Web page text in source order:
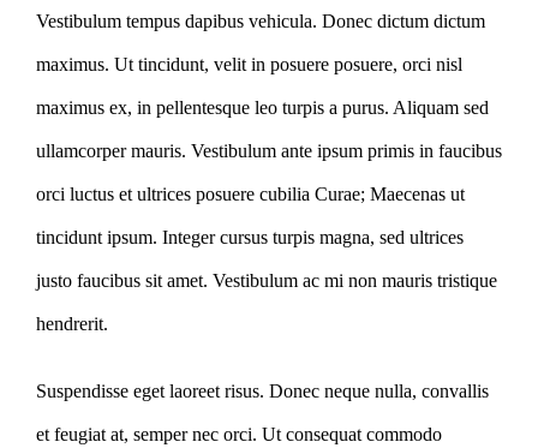
Vestibulum tempus dapibus vehicula. Donec dictum dictum
maximus. Ut tincidunt, velit in posuere posuere, orci nisl
maximus ex, in pellentesque leo turpis a purus. Aliquam sed
ullamcorper mauris. Vestibulum ante ipsum primis in faucibus
orci luctus et ultrices posuere cubilia Curae; Maecenas ut
tincidunt ipsum. Integer cursus turpis magna, sed ultrices
justo faucibus sit amet. Vestibulum ac mi non mauris tristique
hendrerit.
Suspendisse eget laoreet risus. Donec neque nulla, convallis
et feugiat at, semper nec orci. Ut consequat commodo